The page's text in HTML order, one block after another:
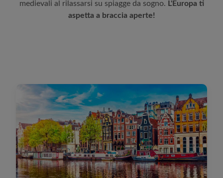
medievali al rilassarsi su spiagge da sogno. L'Europa ti
aspetta a braccia aperte!